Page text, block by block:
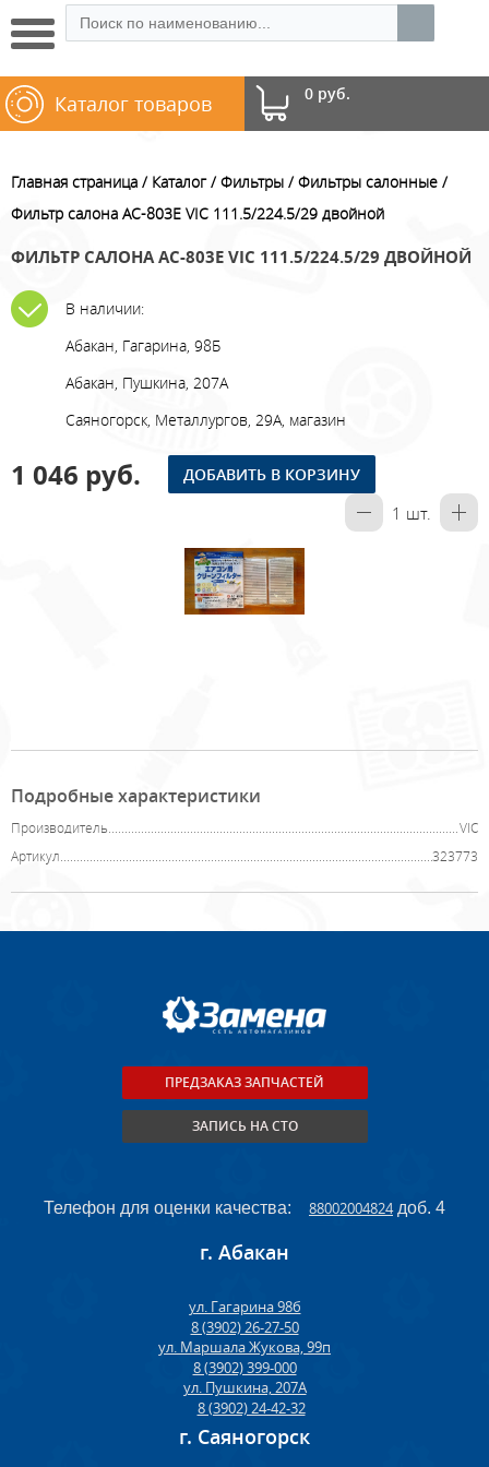
0 руб.
Каталог товаров
Главная страница Каталог Фильтры
Фильтры салонные
Фильтр салона AC-803E VIC 111.5/224.5/29 двойной
ФИЛЬТР САЛОНА AC-803E VIC 111.5/224.5/29 ДВОЙНОЙ
В наличии:
Абакан, Гагарина, 98Б
Абакан, Пушкина, 207А
Саяногорск, Металлургов, 29А, магазин
1 046 руб. ДОБАВИТЬ В КОРЗИНУ
1 шт.
Подробные характеристики
Производитель
VIC
Артикул
323773
ПРЕДЗАКАЗ ЗАПЧАСТЕЙ
ЗАПИСЬ НА СТО
Телефон для оценки качества: 88002004824доб. 4
г. Абакан
ул. Гагарина 98б
8 (3902) 26-27-50
ул. Маршала Жукова, 99п
8 (3902) 399-000
ул. Пушкина, 207А
8 (3902) 24-42-32
г. Саяногорск